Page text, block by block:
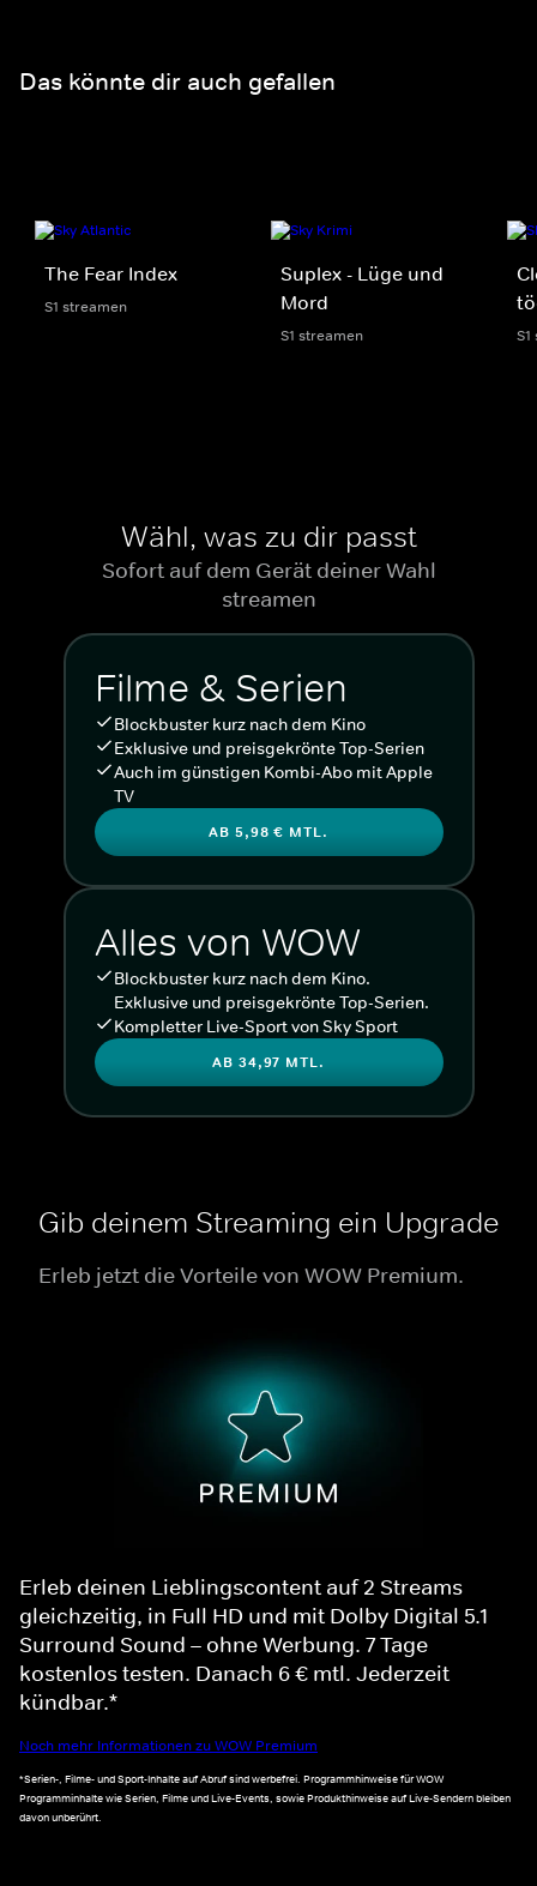
Das könnte dir auch gefallen
The Fear Index
S1 streamen
Suplex - Lüge und
Mord
S1 streamen
Wähl, was zu dir passt
Sofort auf dem Gerät deiner Wahl
streamen
Filme & Serien
Blockbuster kurz nach dem Kino
Exklusive und preisgekrönte Top-Serien
Auch im günstigen Kombi-Abo mit Apple
TV
AB 5,98 € MTL.
Alles von WOW
Blockbuster kurz nach dem Kino.
Exklusive und preisgekrönte Top-Serien.
Kompletter Live-Sport von Sky Sport
AB 34,97 MTL.
Gib deinem Streaming ein Upgrade
Erleb jetzt die Vorteile von WOW Premium.
Erleb deinen Lieblingscontent auf 2 Streams
gleichzeitig, in Full HD und mit Dolby Digital 5.1
Surround Sound – ohne Werbung. 7 Tage
kostenlos testen. Danach 6 € mtl. Jederzeit
kündbar.*
Noch mehr Informationen zu WOW Premium
*Serien-, Filme- und Sport-Inhalte auf Abruf sind werbefrei. Programmhinweise für WOW
Programminhalte wie Serien, Filme und Live-Events, sowie Produkthinweise auf Live-Sendern bleiben
davon unberührt.